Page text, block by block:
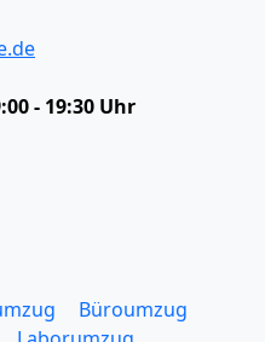
- 19:30 Uhr
Büroumzug